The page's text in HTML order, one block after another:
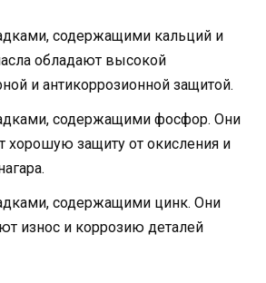
содержащими кальций и
обладают высокой
и антикоррозионной защитой.
содержащими фосфор. Они
хорошую защиту от окисления и
содержащими цинк. Они
износ и коррозию деталей